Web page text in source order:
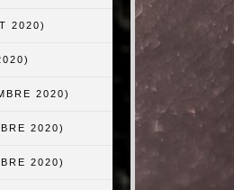
2020)
2020)
2020)
2020)